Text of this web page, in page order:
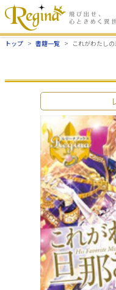
トップ 書籍一覧 これがわたし